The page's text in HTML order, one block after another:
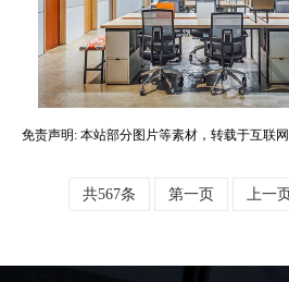
免责声明: 本站部分图片等素材，转载于互联
共567条 第一页 上一